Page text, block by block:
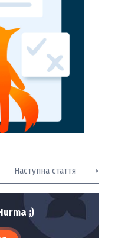
Наступна стаття
;)